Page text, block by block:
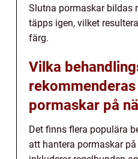
Slutna pormaskar bildas
täpps igen, vilket
färg.
Vilka
pormaskar på
Det finns flera populära
att hantera pormaskar